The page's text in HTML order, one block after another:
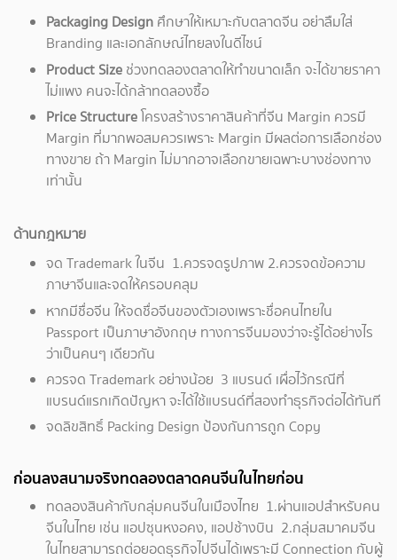
Packaging Design ศึกษาให้เหมาะกับตลาดจีน อย่าลืมใส่
Branding และเอกลักษณ์ไทยลงในดีไซน์
Product Size ช่วงทดลองตลาดให้ทำขนาดเล็ก จะได้ขายราคา
ไม่แพง คนจะได้กล้าทดลองซื้อ
Price Structureโครงสร้างราคาสินค้าที่จีน Margin ควรมี
Margin ที่มากพอสมควรเพราะ Margin มีผลต่อการเลือกช่อง
ทางขาย ถ้า Margin ไม่มากอาจเลือกขายเฉพาะบางช่องทาง
เท่านั้น
ด้านกฎหมาย
จด Trademark ในจีน 1.ควรจดรูปภาพ 2.ควรจดข้อความ
ภาษาจีนและจดให้ครอบคลุม
หากมีชื่อจีน ให้จดชื่อจีนของตัวเองเพราะชื่อคนไทยใน
Passport เป็นภาษาอังกฤษ ทางการจีนมองว่าจะรู้ได้อย่างไร
ว่าเป็นคนๆ เดียวกัน
ควรจด Trademark อย่างน้อย 3 แบรนด์ เผื่อไว้กรณีที่
แบรนด์แรกเกิดปัญหา จะได้ใช้แบรนด์ที่สองทำธุรกิจต่อได้ทันที
จดลิขสิทธิ์ Packing Design ป้องกันการถูก Copy
ก่อนลงสนามจริงทดลองตลาดคนจีนในไทยก่อน
ทดลองสินค้ากับกลุ่มคนจีนในเมืองไทย 1.ผ่านแอปสำหรับคน
จีนในไทย เช่น แอปซุนหงอคง, แอปช้างบิน 2.กลุ่มสมาคมจีน
ในไทยสามารถต่อยอดธุรกิจไปจีนได้เพราะมี Connection กับผู้